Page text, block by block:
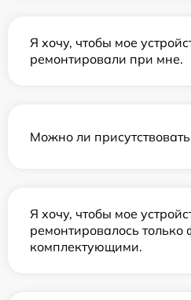
Я хочу, чтобы мое
ремонтировали при мне.
Можно ли
Я хочу, чтобы мое
ремонтировалось
комплектующими.